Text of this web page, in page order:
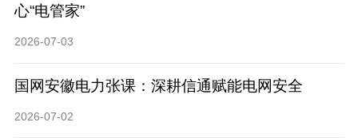
心“电管家”
2026-07-03
国网安徽电力张课：深耕信通赋能电网安全
2026-07-02